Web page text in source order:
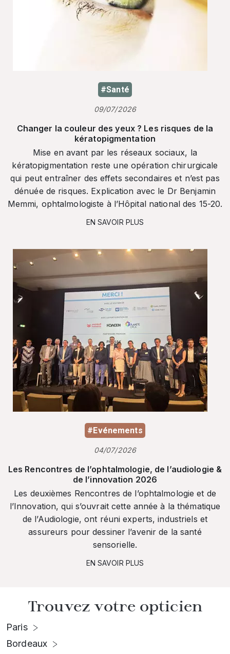
#Santé
09/07/2026
Changer la couleur des yeux ? Les risques de la
kératopigmentation
Mise en avant par les réseaux sociaux, la
kératopigmentation reste une opération chirurgicale
qui peut entraîner des effets secondaires et n’est pas
dénuée de risques. Explication avec le Dr Benjamin
Memmi, ophtalmologiste à l’Hôpital national des 15-20.
EN SAVOIR PLUS
#Evénements
04/07/2026
Les Rencontres de l’ophtalmologie, de l’audiologie &
de l’innovation 2026
Les deuxièmes Rencontres de l’ophtalmologie et de
l’Innovation, qui s’ouvrait cette année à la thématique
de l’Audiologie, ont réuni experts, industriels et
assureurs pour dessiner l’avenir de la santé
sensorielle.
EN SAVOIR PLUS
Trouvez votre opticien
Paris
Bordeaux